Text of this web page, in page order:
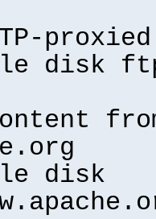
disk
disk